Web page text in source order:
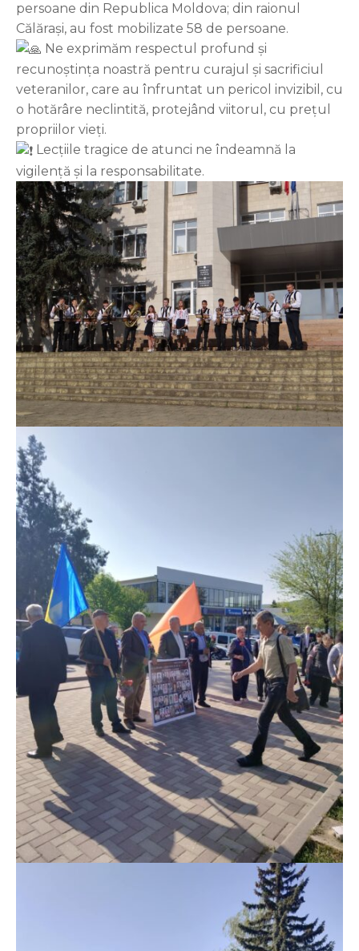
persoane din Republica Moldova; din raionul
Călărași, au fost mobilizate 58 de persoane.
Ne exprimăm respectul profund și
recunoștința noastră pentru curajul și sacrificiul
veteranilor, care au înfruntat un pericol invizibil, cu
o hotărâre neclintită, protejând viitorul, cu prețul
propriilor vieți.
Lecțiile tragice de atunci ne îndeamnă la
vigilență și la responsabilitate.